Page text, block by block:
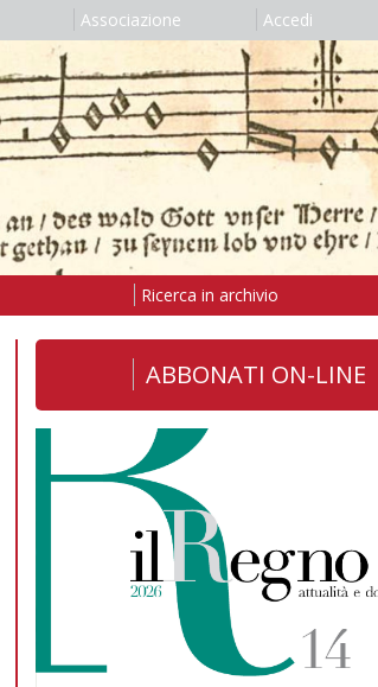
Associazione Accedi
Ricerca in archivio
ABBONATI ON-LINE